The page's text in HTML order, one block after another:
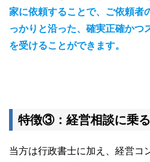
家に依頼することで、ご依頼者
っかりと沿った、確実正確かつ
を受けることができます。
特徴③：経営相談に乗
当方は行政書士に加え、経営コ